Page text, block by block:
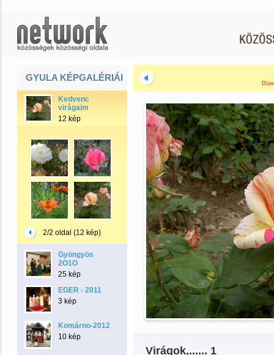
GYULA KÉPGALÉRIÁI
Kedvenc
virágaim
12 kép
2/2 oldal (12 kép)
Gyöngyös
2O1O
25 kép
EGER - 2011
3 kép
Komárno-2012
10 kép
Virágok,...... 1